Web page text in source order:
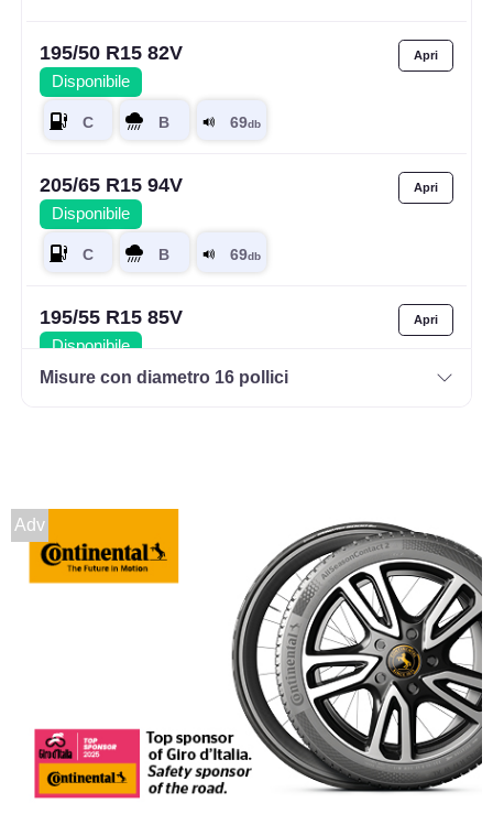
195/50 R15 82V
Disponibile
205/65 R15 94V
Disponibile
195/55 R15 85V
Disponibile
205/60 R15 91V
Disponibile
Misure con diametro 16 pollici
Adv